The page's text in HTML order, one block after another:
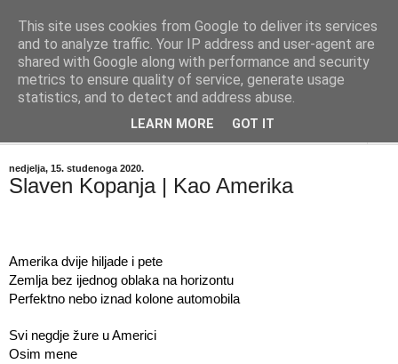
"Kvaka"
Časopis za književnost ISSN 2459-5632
nedjelja, 15. studenoga 2020.
Slaven Kopanja | Kao Amerika
Amerika dvije hiljade i pete
Zemlja bez ijednog oblaka na horizontu
Perfektno nebo iznad kolone automobila
Svi negdje žure u Americi
Osim mene
This site uses cookies from Google to deliver its services
and to analyze traffic. Your IP address and user-agent are
shared with Google along with performance and security
metrics to ensure quality of service, generate usage
statistics, and to detect and address abuse.
LEARN MORE GOT IT